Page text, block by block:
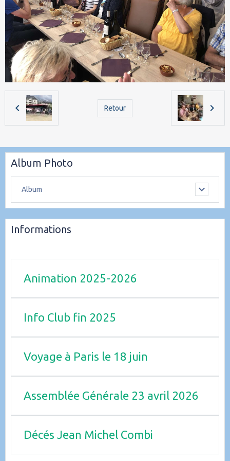
Retour
Album Photo
Album
Informations
Animation 2025-2026
Info Club fin 2025
Voyage à Paris le 18 juin
Assemblée Générale 23 avril 2026
Décés Jean Michel Combi